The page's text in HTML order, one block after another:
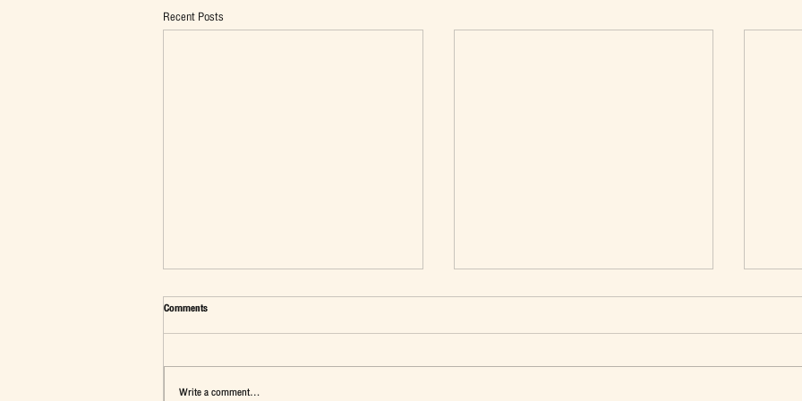
Recent Posts
Comments
Write a comment...